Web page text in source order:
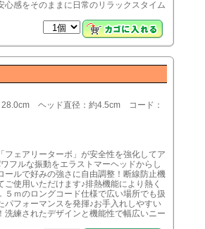
感をそのままに日常のリラックスタイム
ヘッド直径：約4.5cm コード：
ェアリーターボ」が安全性を強化してア
フルな振動をエラストマーヘッドからし
ールで好みの強さに自由調整！断線防止機
使用いただけます♪排熱機能により熱く
ｍのロングコード仕様で広い場所でも扱
フォーマンスを発揮♪お手入れしやすい
練されたデザインと機能性で幅広いニー